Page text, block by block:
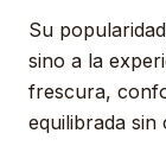
Su
sino a la
frescura,
equilibrada sin